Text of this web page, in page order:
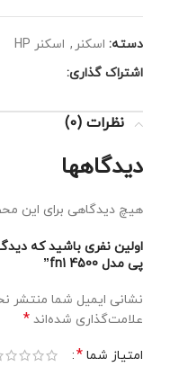
دسته: اسکنر , اسکنر HP
اشتراک گذاری:
نظرات (0)
دیدگاهها
هیچ دیدگاهی برای این
اولین نفری باشید که
پی مدل 4500 fn1”
نشانی ایمیل شما منتشر
علامت‌گذاری شده‌اند *
امتیاز شما *